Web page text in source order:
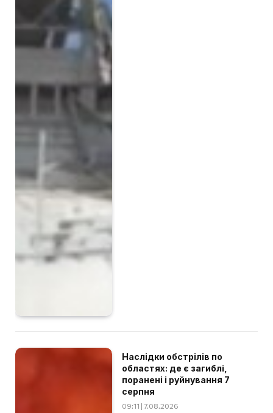
Наслідки обстрілів по
областях: де є загиблі,
поранені і руйнування 7
серпня
09:11 | 7.08.2026